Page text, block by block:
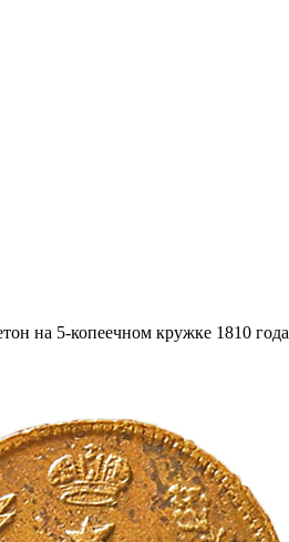
на 5-копеечном кружке 1810 года